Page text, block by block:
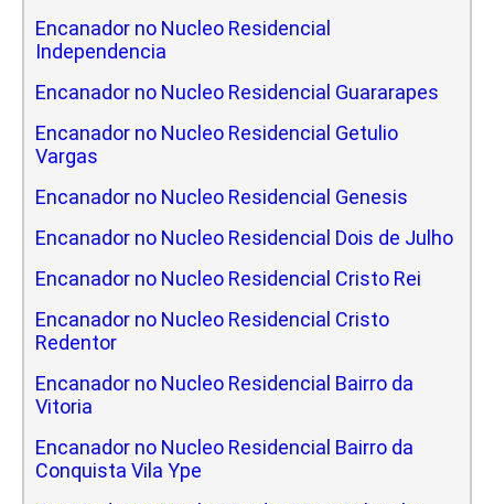
Encanador no Nucleo Residencial
Independencia
Encanador no Nucleo Residencial Guararapes
Encanador no Nucleo Residencial Getulio
Vargas
Encanador no Nucleo Residencial Genesis
Encanador no Nucleo Residencial Dois de Julho
Encanador no Nucleo Residencial Cristo Rei
Encanador no Nucleo Residencial Cristo
Redentor
Encanador no Nucleo Residencial Bairro da
Vitoria
Encanador no Nucleo Residencial Bairro da
Conquista Vila Ype